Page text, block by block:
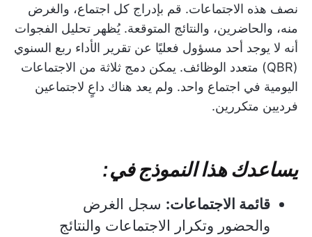
نصف هذه الاجتماعات. قم بإدراج كل اجتماع، والغرض
منه، والحاضرين، والنتائج المتوقعة. يُظهر تحليل الفجوات
أنه لا يوجد أحد مسؤول فعليًا عن تقرير الأداء ربع السنوي
(QBR) متعدد الوظائف. يمكن دمج ثلاثة من الاجتماعات
اليومية في اجتماع واحد. ولم يعد هناك داعٍ لاجتماعين
فرديين متكررين.
يساعدك هذا النموذج في:
قائمة الاجتماعات: سجل الغرض
والحضور وتكرار الاجتماعات والنتائج